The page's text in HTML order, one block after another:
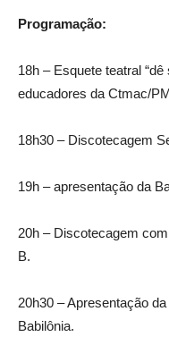
Programação:
18h – Esquete teatral
educadores da Ctmac/
18h30 – Discotecagem
19h – apresentação da
20h – Discotecagem
B.
20h30 – Apresentação
Babilônia.